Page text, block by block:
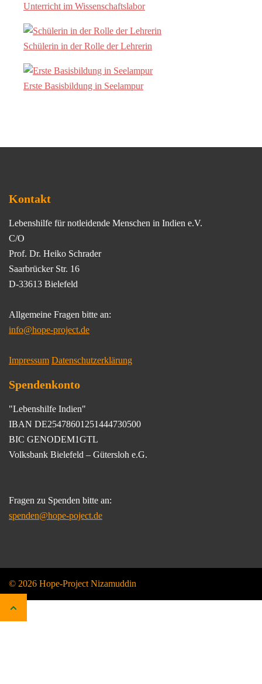
Unterricht im Wissenschaftslabor
Schülerin in der Rolle der Lehrerin
Erste Basisbildung in Seelampur
Kontakt
Lebenshilfe für notleidende Menschen in Indien e.V.
C/O
Prof. Dr. Heiko Schrader
Saarbrücker Str. 16
D-33613 Bielefeld
Allgemeine Fragen bitte an:
info@hope-project.de
Impressum Datenschutzerklärung
Spendenkonto
"Lebenshilfe Indien"
IBAN DE25478601251444730500
BIC GENODEM1GTL
Volksbank Bielefeld – Gütersloh e.G.
Fragen zu Spenden bitte an:
spenden@hope-poject.de
© 2026 Hope-Project Nizamuddin